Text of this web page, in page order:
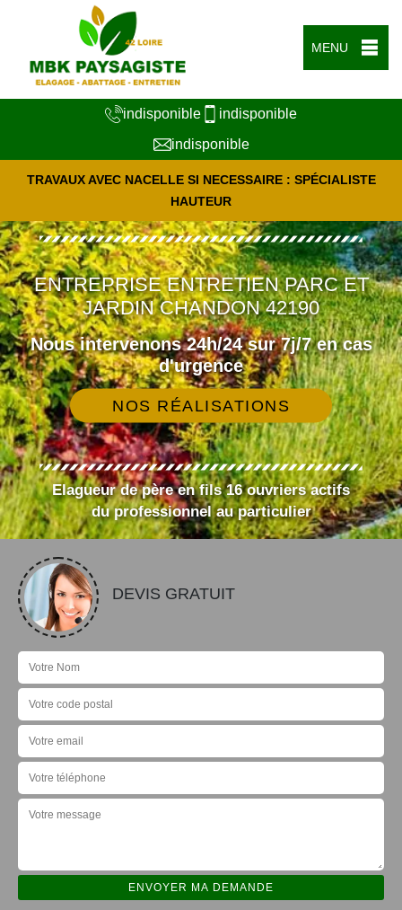
MENU
indisponible
indisponible
indisponible
TRAVAUX AVEC NACELLE SI NECESSAIRE : SPÉCIALISTE
HAUTEUR
ENTREPRISE ENTRETIEN PARC ET
JARDIN CHANDON 42190
Nous intervenons 24h/24 sur 7j/7 en cas
d'urgence
NOS RÉALISATIONS
Elagueur de père en fils 16 ouvriers actifs
du professionnel au particulier
DEVIS GRATUIT